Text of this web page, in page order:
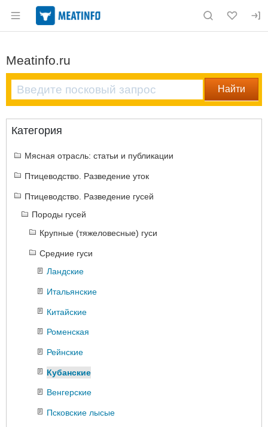
Раздел навигации по сайту meatinfo.ru
Meatinfo.ru
Категория
Мясная отрасль: статьи и публикации
Птицеводство. Разведение уток
Птицеводство. Разведение гусей
Породы гусей
Крупные (тяжеловесные) гуси
Средние гуси
Ландские
Итальянские
Китайские
Роменская
Рейнские
Кубанские
Венгерские
Псковские лысые